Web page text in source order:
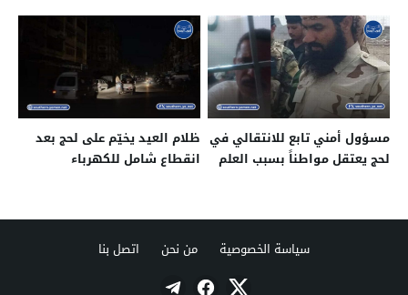
مسؤول أمني تابع للانتقالي في
لحج يعتقل مواطناً بسبب العلم
ظلام العيد يخيّم على لحج بعد
انقطاع شامل للكهرباء
سياسة الخصوصية من نحن اتصل بنا